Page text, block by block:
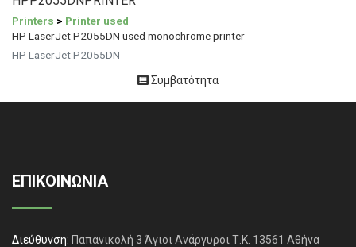
Printers > Printer used
HP LaserJet P2055DN used monochrome printer
HP LaserJet P2055DN
Συμβατότητα
ΕΠΙΚΟΙΝΩΝΙΑ
Διεύθυνση: Παπανικολή 3 Άγιοι Ανάργυροι Τ.Κ. 13561 Αθήνα